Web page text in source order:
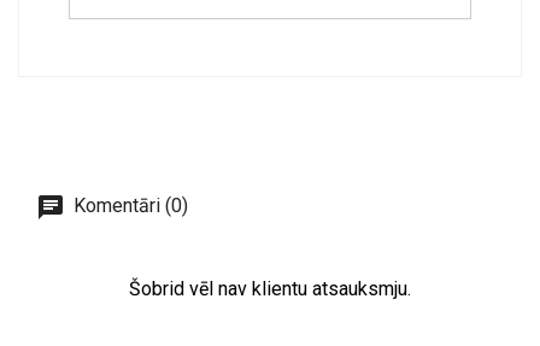
Komentāri (0)
Šobrid vēl nav klientu atsauksmju.